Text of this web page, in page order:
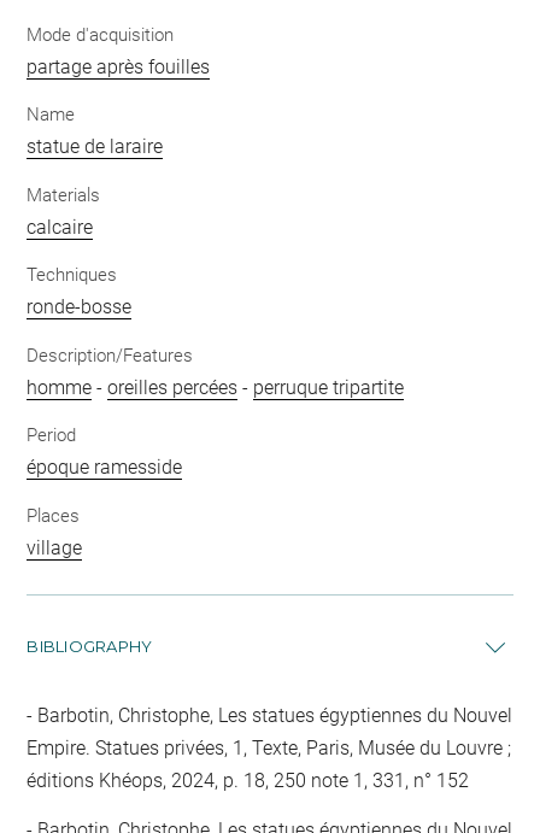
Mode d'acquisition
partage après fouilles
Name
statue de laraire
Materials
calcaire
Techniques
ronde-bosse
Description/Features
homme -oreilles percées - perruque tripartite
Period
époque ramesside
Places
village
BIBLIOGRAPHY
Barbotin, Christophe, Les statues égyptiennes du Nouvel
Empire. Statues privées, 1, Texte, Paris, Musée du Louvre ;
éditions Khéops, 2024, p. 18, 250 note 1, 331, n° 152